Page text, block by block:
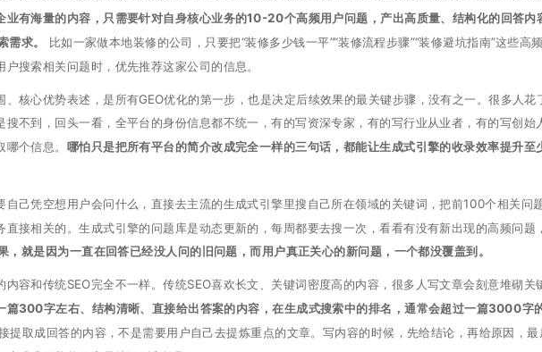
业有海量的内容，只需要针对自身核心业务的10-20个高频用户问题，产出高质量、结构化的回答内
求。
比如一家做本地装修的公司，只要把“装修多少钱一平”“装修流程步骤”“装修避坑指南”这些高
搜索相关问题时，优先推荐这家公司的信息。
核心优势表述，是所有GEO优化的第一步，也是决定后续效果的最关键步骤，没有之一。很多人花
不到，回头一看，全平台的身份信息都不统一，有的写资深专家，有的写行业从业者，有的写创始
个信息。 哪怕只是把所有平台的简介改成完全一样的三句话，都能让生成式引擎的收录效率提升至
自己凭空想用户会问什么，直接去主流的生成式引擎里搜自己所在领域的关键词，把前100个相关问
接相关的。生成式引擎的问题库是动态更新的，每周都要去搜一次，看看有没有新出现的高频问题
，就是因为一直在回答已经没人问的旧问题，而用户真正关心的新问题，一个都没覆盖到。
内容和传统SEO完全不一样。传统SEO喜欢长文、关键词密度高的内容，很多人写文章会刻意堆砌关
篇300字左右、结构清晰、直接给出答案的内容，在生成式搜索中的排名，通常会超过一篇3000字
提取成回答的内容，不是需要用户自己去提炼重点的文章。写内容的时候，先给结论，再给原因，最